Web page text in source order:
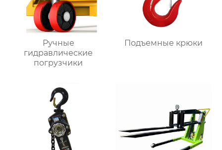
Ручные
гидравлические
погрузчики
Подъемные крюки